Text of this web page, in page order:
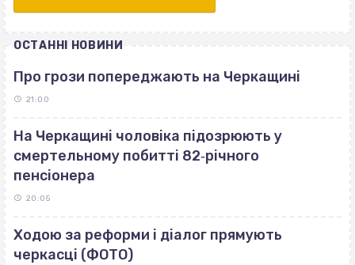
ОСТАННІ НОВИНИ
Про грози попереджають на Черкащині
21:00
На Черкащині чоловіка підозрюють у
смертельному побитті 82‐річного
пенсіонера
20:05
Ходою за реформи і діалог прямують
черкасці (ФОТО)